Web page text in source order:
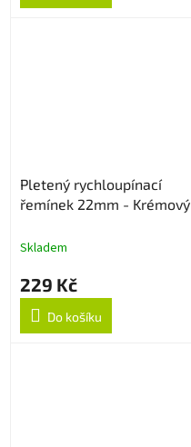
Pletený rychloupínací
řemínek 22mm - Krémový
Skladem
229 Kč
Do košíku